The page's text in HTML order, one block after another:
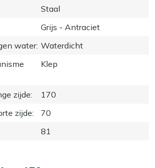
Staal
Grijs - Antraciet
water: Waterdicht
Klep
zijde:
170
zijde:
70
81